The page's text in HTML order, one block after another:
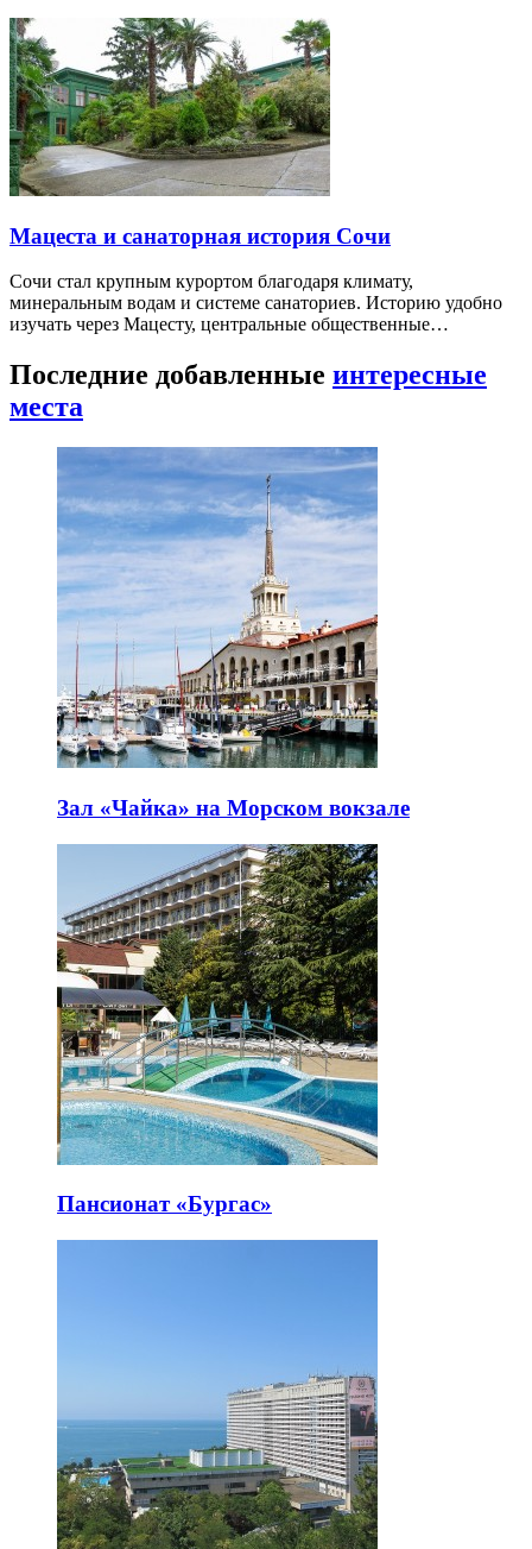
Мацеста и санаторная история Сочи
Сочи стал крупным курортом благодаря климату,
минеральным водам и системе санаториев. Историю удобно
изучать через Мацесту, центральные общественные…
Последние добавленные интересные
места
Зал «Чайка» на Морском вокзале
Пансионат «Бургас»